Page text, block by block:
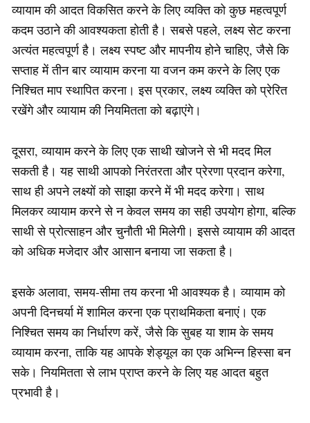
व्यायाम की आदत विकसित करने के लिए व्यक्ति को कुछ महत्वपूर्ण
कदम उठाने की आवश्यकता होती है। सबसे पहले, लक्ष्य सेट करना
अत्यंत महत्वपूर्ण है। लक्ष्य स्पष्ट और मापनीय होने चाहिए, जैसे कि
सप्ताह में तीन बार व्यायाम करना या वजन कम करने के लिए एक
निश्चित माप स्थापित करना। इस प्रकार, लक्ष्य व्यक्ति को प्रेरित
रखेंगे और व्यायाम की नियमितता को बढ़ाएंगे।
दूसरा, व्यायाम करने के लिए एक साथी खोजने से भी मदद मिल
सकती है। यह साथी आपको निरंतरता और प्रेरणा प्रदान करेगा,
साथ ही अपने लक्ष्यों को साझा करने में भी मदद करेगा। साथ
मिलकर व्यायाम करने से न केवल समय का सही उपयोग होगा, बल्कि
साथी से प्रोत्साहन और चुनौती भी मिलेगी। इससे व्यायाम की आदत
को अधिक मजेदार और आसान बनाया जा सकता है।
इसके अलावा, समय-सीमा तय करना भी आवश्यक है। व्यायाम को
अपनी दिनचर्या में शामिल करना एक प्राथमिकता बनाएं। एक
निश्चित समय का निर्धारण करें, जैसे कि सुबह या शाम के समय
व्यायाम करना, ताकि यह आपके शेड्यूल का एक अभिन्न हिस्सा बन
सके। नियमितता से लाभ प्राप्त करने के लिए यह आदत बहुत
प्रभावी है।